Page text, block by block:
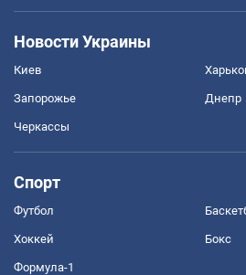
Новости Украины
Киев
Запорожье Днепр
Черкассы
Спорт
Футбол
Хоккей Бокс
Формула-1